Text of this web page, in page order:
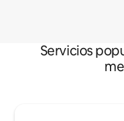
Servicios